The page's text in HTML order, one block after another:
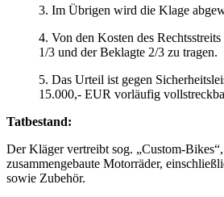
3. Im Übrigen wird die Klage
4. Von den Kosten des
1/3 und der Beklagte 2/3 zu tragen.
5. Das Urteil ist gegen
15.000,- EUR vorläufig
Tatbestand:
Der Kläger vertreibt sog. „Custom-
zusammengebaute Motorräder,
sowie Zubehör.